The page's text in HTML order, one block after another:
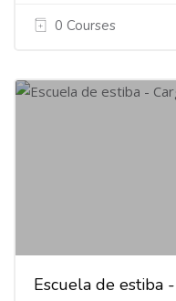
0 Courses
Escuela de estiba